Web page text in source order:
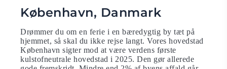
København, Danmark
Drømmer du om en ferie i en bæredygtig by tæt på
hjemmet, så skal du ikke rejse langt. Vores hovedstad
København sigter mod at være verdens første
kulstofneutrale hovedstad i 2025. Den gør allerede